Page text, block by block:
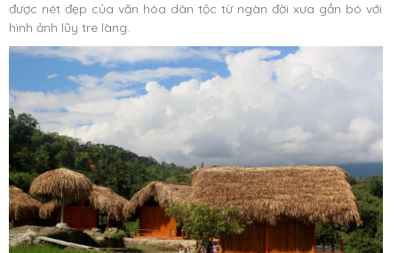
được nét đẹp của văn hóa dân tộc từ ngàn đời xưa gắn bó với
hình ảnh lũy tre làng.